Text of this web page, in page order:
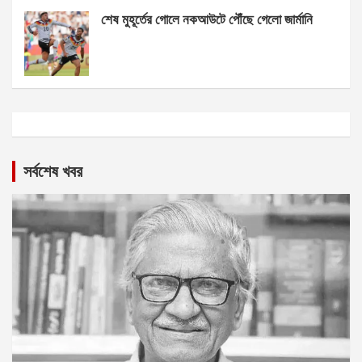
শেষ মুহূর্তের গোলে নকআউটে পৌঁছে গেলো জার্মানি
সর্বশেষ খবর